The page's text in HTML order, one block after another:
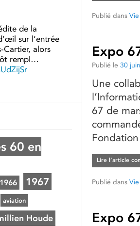
Publié dans
Expo
Publié le 30
Une
67 de
Lire l’article
Publié dans
Expo
de la
sur l’entrée
Cartier, alors
rempl…
60 en
1966 1967
aviation
Houde